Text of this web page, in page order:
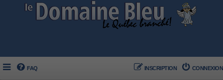
FAQ CONNEXION
INSCRIPTION